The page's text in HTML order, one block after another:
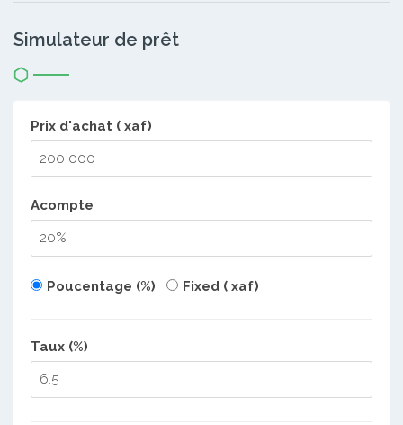
Simulateur de prêt
Prix d'achat ( xaf)
Acompte
Poucentage (%) Fixed ( xaf)
Taux (%)